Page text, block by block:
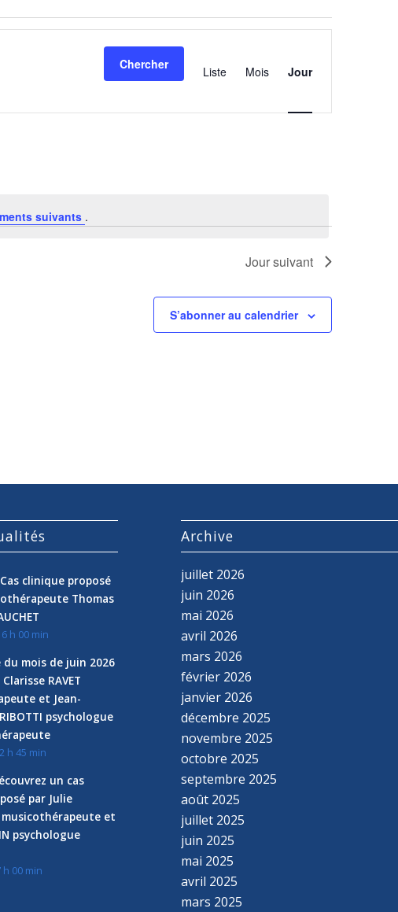
suivants .
Chercher
vues
Liste Mois Jour
Jour suivant
S’abonner au calendrier
clinique proposé
Thomas
h 00 min
du mois de juin 2026
RAVET
et Jean-
psychologue
h 45 min
un cas
par Julie
musicothérapeute et
psychologue
h 00 min
Archive
juillet 2026
juin 2026
mai 2026
avril 2026
mars 2026
février 2026
janvier 2026
décembre 2025
novembre 2025
octobre 2025
septembre 2025
août 2025
juillet 2025
juin 2025
mai 2025
avril 2025
mars 2025